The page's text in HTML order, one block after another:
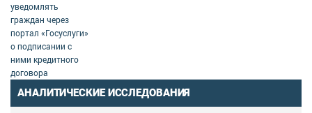
уведомлять
граждан через
портал «Госуслуги»
о подписании с
ними кредитного
договора
АНАЛИТИЧЕСКИЕ ИССЛЕДОВАНИЯ